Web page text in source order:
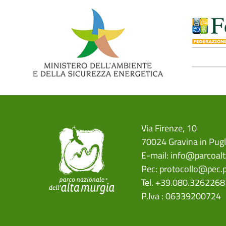
Via Firenze, 10
70024 Gravina in
E-mail:
Pec:
Tel. +39.080.3262268
P.Iva : 06339200724